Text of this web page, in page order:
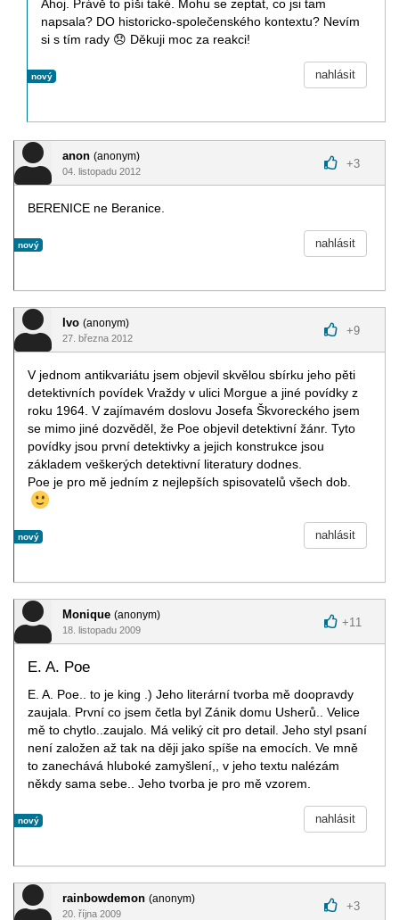
Ahoj. Právě to píši také. Mohu se zeptat, co jsi tam
napsala? DO historicko-společenského kontextu? Nevím
si s tím rady 😞 Děkuji moc za reakci!
nový nahlásit
anon (anonym)
04. listopadu 2012
+3
BERENICE ne Beranice.
nový nahlásit
Ivo (anonym)
27. března 2012
+9
V jednom antikvariátu jsem objevil skvělou sbírku jeho pěti
detektivních povídek Vraždy v ulici Morgue a jiné povídky z
roku 1964. V zajímavém doslovu Josefa Škvoreckého jsem
se mimo jiné dozvěděl, že Poe objevil detektivní žánr. Tyto
povídky jsou první detektivky a jejich konstrukce jsou
základem veškerých detektivní literatury dodnes.
Poe je pro mě jedním z nejlepších spisovatelů všech dob.
nový nahlásit
Monique (anonym)
18. listopadu 2009
+11
E. A. Poe
E. A. Poe.. to je king .) Jeho literární tvorba mě doopravdy
zaujala. První co jsem četla byl Zánik domu Usherů.. Velice
mě to chytlo..zaujalo. Má veliký cit pro detail. Jeho styl psaní
není založen až tak na ději jako spíše na emocích. Ve mně
to zanechává hluboké zamyšlení,, v jeho textu nalézám
někdy sama sebe.. Jeho tvorba je pro mě vzorem.
nový nahlásit
rainbowdemon (anonym)
20. října 2009
+3